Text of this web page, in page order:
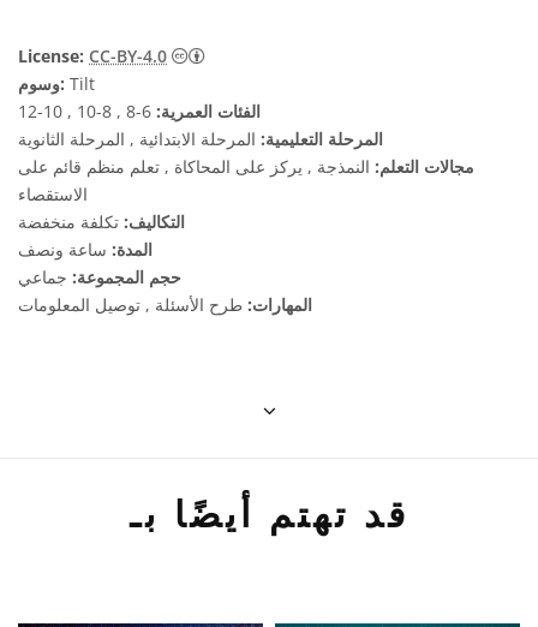
License: CC-BY-4.0
وسوم: Tilt
الفئات العمرية:
المرحلة التعليمية: المرحلة الابتدائية , المرحلة الثانوية
مجالات التعلم: النمذجة , يركز على المحاكاة , تعلم منظم قائم على
الاستقصاء
التكاليف: تكلفة منخفضة
المدة: ساعة ونصف
حجم المجموعة: جماعي
المهارات: طرح الأسئلة , توصيل المعلومات
قد تهتم أيضًا بـ